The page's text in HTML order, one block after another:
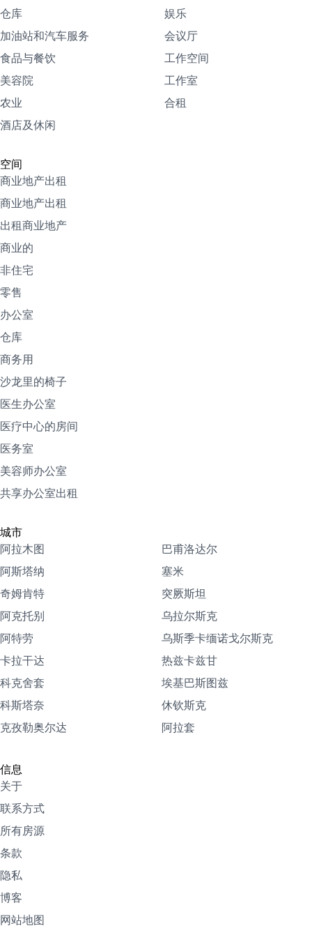
仓库
加油站和汽车服务
食品与餐饮
美容院
农业
酒店及休闲
娱乐
会议厅
工作空间
工作室
合租
空间
商业地产出租
商业地产出租
出租商业地产
商业的
非住宅
零售
办公室
仓库
商务用
沙龙里的椅子
医生办公室
医疗中心的房间
医务室
美容师办公室
共享办公室出租
城市
阿拉木图
阿斯塔纳
奇姆肯特
阿克托别
阿特劳
卡拉干达
科克舍套
科斯塔奈
克孜勒奥尔达
巴甫洛达尔
塞米
突厥斯坦
乌拉尔斯克
乌斯季卡缅诺戈尔斯克
热兹卡兹甘
埃基巴斯图兹
休钦斯克
阿拉套
信息
关于
联系方式
所有房源
条款
隐私
博客
网站地图